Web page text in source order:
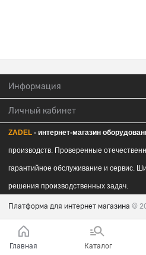
Информация
Личный кабинет
ZADEL - интернет-магазин обор
производств. Проверенные
гарантийное обслуживание и сервис.
решения производственных задач.
Платформа для интернет магазина ©
Главная Каталог